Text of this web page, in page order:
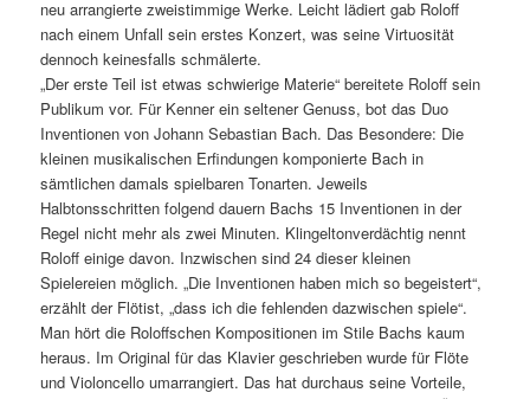
neu arrangierte zweistimmige Werke. Leicht lädiert gab Roloff
nach einem Unfall sein erstes Konzert, was seine Virtuosität
dennoch keinesfalls schmälerte.
„Der erste Teil ist etwas schwierige Materie“ bereitete Roloff sein
Publikum vor. Für Kenner ein seltener Genuss, bot das Duo
Inventionen von Johann Sebastian Bach. Das Besondere: Die
kleinen musikalischen Erfindungen komponierte Bach in
sämtlichen damals spielbaren Tonarten. Jeweils
Halbtonsschritten folgend dauern Bachs 15 Inventionen in der
Regel nicht mehr als zwei Minuten. Klingeltonverdächtig nennt
Roloff einige davon. Inzwischen sind 24 dieser kleinen
Spielereien möglich. „Die Inventionen haben mich so begeistert“,
erzählt der Flötist, „dass ich die fehlenden dazwischen spiele“.
Man hört die Roloffschen Kompositionen im Stile Bachs kaum
heraus. Im Original für das Klavier geschrieben wurde für Flöte
und Violoncello umarrangiert. Das hat durchaus seine Vorteile,